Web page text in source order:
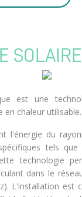
SOLAIRE
est une
en chaleur utilisable.
l'énergie du
tels que
technologie
dans le
L'installation est